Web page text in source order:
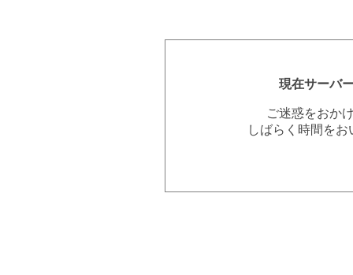
現在サーバ
ご迷惑をおか
しばらく時間を